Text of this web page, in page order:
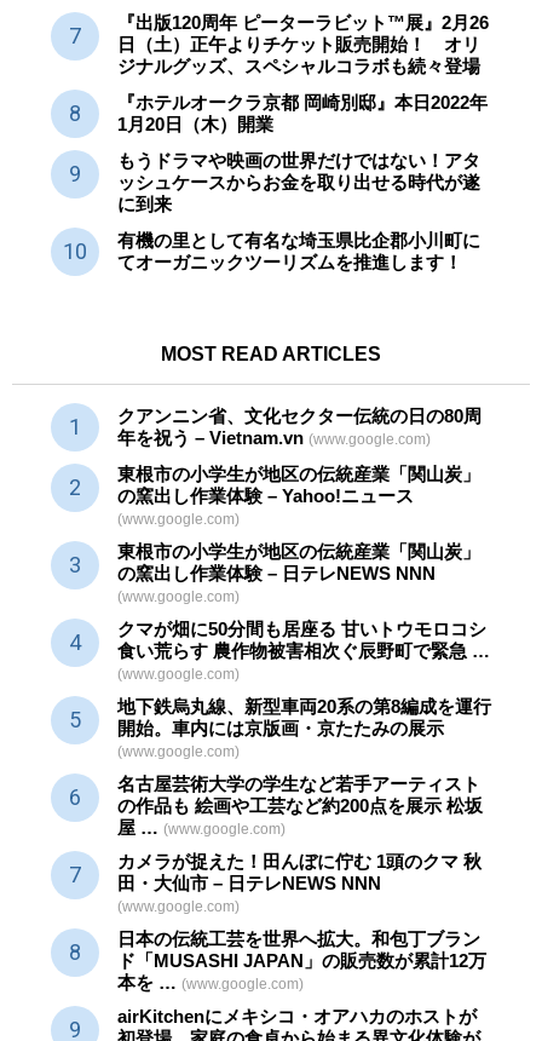
『出版120周年 ピーターラビット™展』2月26
日（土）正午よりチケット販売開始！ オリ
ジナルグッズ、スペシャルコラボも続々登場
『ホテルオークラ京都 岡崎別邸』本日2022年
1月20日（木）開業
もうドラマや映画の世界だけではない！アタ
ッシュケースからお金を取り出せる時代が遂
に到来
有機の里として有名な埼玉県比企郡小川町に
てオーガニックツーリズムを推進します！
MOST READ ARTICLES
クアンニン省、文化セクター伝統の日の80周
年を祝う – Vietnam.vn (www.google.com)
東根市の小学生が地区の伝統産業 「関山炭」
の窯出し作業体験 – Yahoo!ニュース
(www.google.com)
東根市の小学生が地区の伝統産業 「関山炭」
の窯出し作業体験 – 日テレNEWS NNN
(www.google.com)
クマが畑に50分間も居座る 甘いトウモロコシ
食い荒らす 農作物被害相次ぐ辰野町で緊急 …
(www.google.com)
地下鉄烏丸線、新型車両20系の第8編成を運行
開始。車内には京版画・京たたみの展示
(www.google.com)
名古屋芸術大学の学生など若手アーティスト
の作品も 絵画や工芸など約200点を展示 松坂
屋 … (www.google.com)
カメラが捉えた！田んぼに佇む 1頭のクマ 秋
田・大仙市 – 日テレNEWS NNN
(www.google.com)
日本の伝統工芸を世界へ拡大。和包丁ブラン
ド「MUSASHI JAPAN」の販売数が累計12万
本を … (www.google.com)
airKitchenにメキシコ・オアハカのホストが